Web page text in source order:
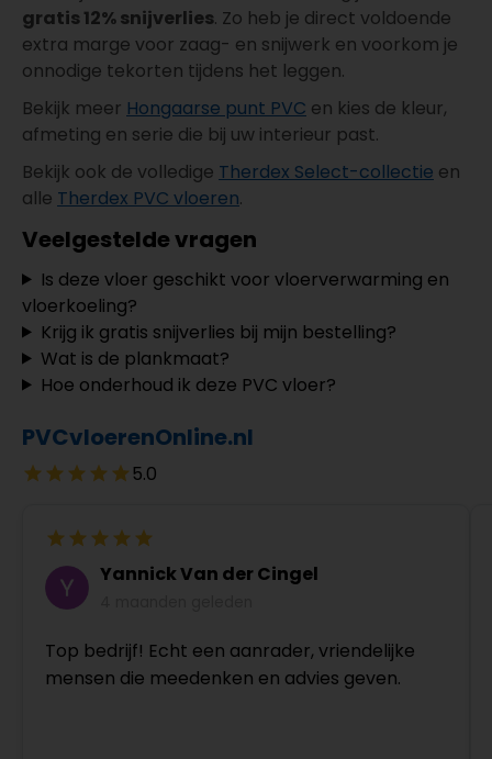
gratis 12% snijverlies. Zo heb je direct voldoende
extra marge voor zaag- en snijwerk en voorkom je
onnodige tekorten tijdens het leggen.
Bekijk meer Hongaarse punt PVC en kies de kleur,
afmeting en serie die bij uw interieur past.
Bekijk ook de volledige Therdex Select-collectie en
alle Therdex PVC vloeren.
Veelgestelde vragen
Is deze vloer geschikt voor vloerverwarming en
vloerkoeling?
Krijg ik gratis snijverlies bij mijn bestelling?
Wat is de plankmaat?
Hoe onderhoud ik deze PVC vloer?
PVCvloerenOnline.nl
5.0
Yannick Van der Cingel
Top bedrijf! Echt een aanrader, vriendelijke
mensen die meedenken en advies geven.